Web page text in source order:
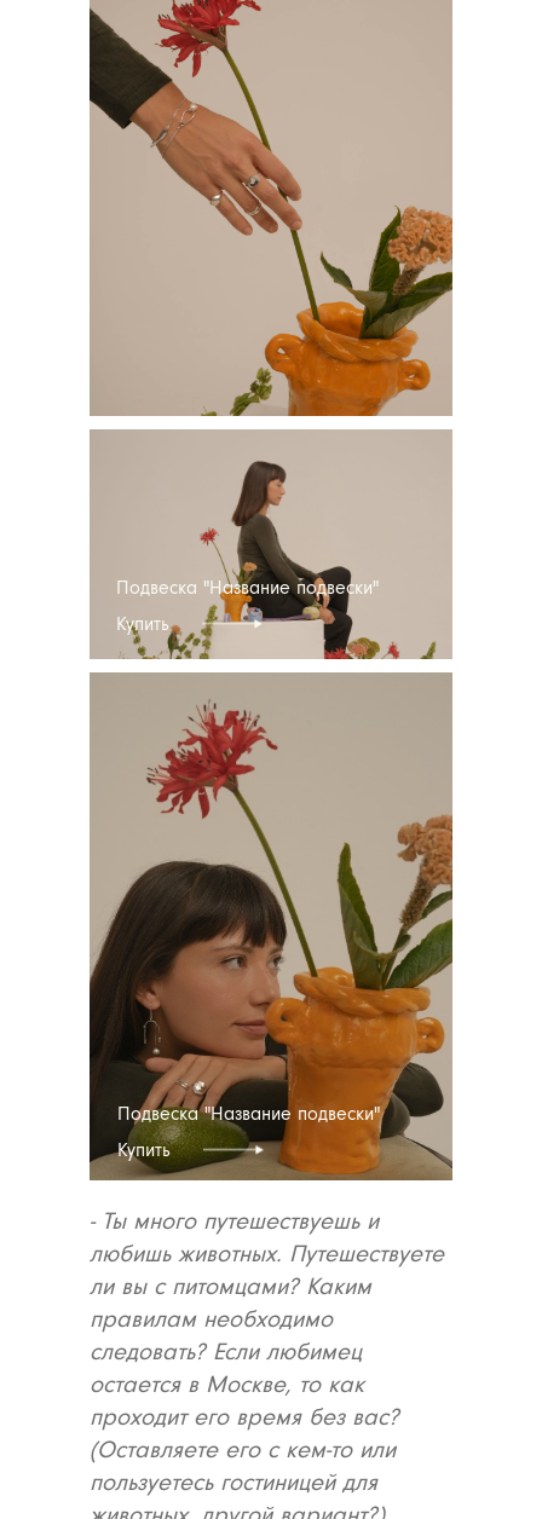
Подвеска "Название подвески"
Купить
- Ты много путешествуешь и
любишь животных. Путешествуете
ли вы с питомцами? Каким
правилам необходимо
следовать? Если любимец
остается в Москве, то как
проходит его время без вас?
(Оставляете его с кем-то или
пользуетесь гостиницей для
животных, другой вариант?)
Подвеска "Название подвески"
Купить